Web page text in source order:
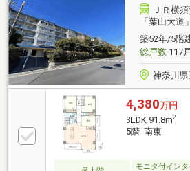
ンです。専有約81㎡のゆとり
を眺めながら過ごす朝、夕暮れ
を眺める時間。ここには、日常
色があります。
ＪＲ横
「葉山大道
築52年/5階
総戸数117
神奈川
4,380万円
3LDK 91.8m2
5階 南東
モニタ付イン